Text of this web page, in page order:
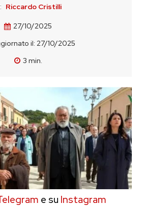
Riccardo Cristilli
27/10/2025
il: 27/10/2025
3 min.
e su Instagram